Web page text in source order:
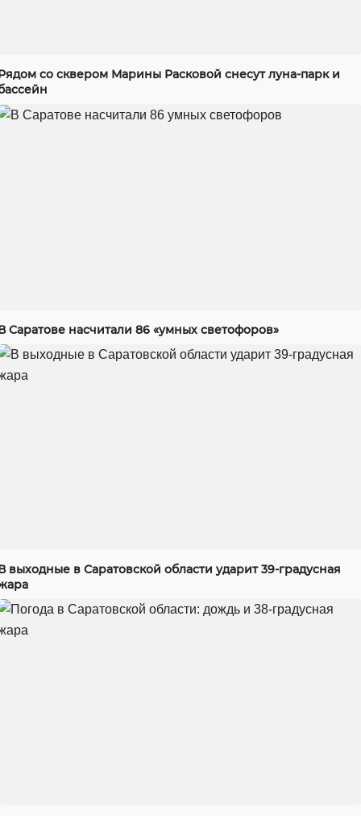
со сквером Марины Расковой снесут луна-парк и
Саратове насчитали 86 «умных светофоров»
выходные в Саратовской области ударит 39-градусная